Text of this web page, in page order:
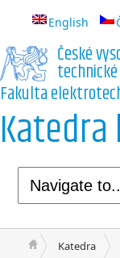
English
České
Fakulta
Katedra